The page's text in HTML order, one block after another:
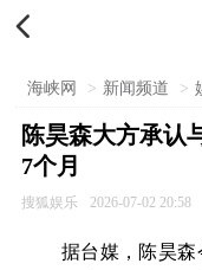

海峡网 > 新闻频道 >
陈昊森大方承认
7个月
搜狐娱乐 2026-07-02 20:58
据台媒，陈昊森